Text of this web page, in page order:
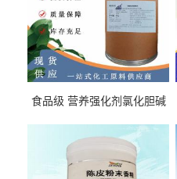
食品级 营养强化剂氯化胆碱